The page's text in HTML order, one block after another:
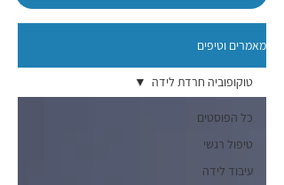
מאמרים וטיפים
כל הפוסטים
טיפול רגשי
עיבוד לידה
טוקופוביה חרדת לידה